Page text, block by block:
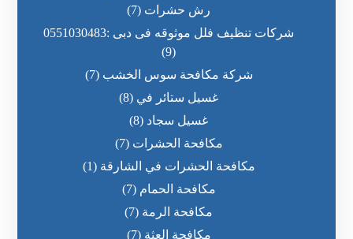
رش حشرات (7)
شركات تنظيف فلل موثوقه فى دبى :0551030483
(9)
شركة مكافحة سوس الخشب (7)
غسيل ستائر في (8)
غسيل سجاد (8)
مكافحة الحشرات (7)
مكافحة الحشرات في الشارقة (1)
مكافحة الحمام (7)
مكافحة الرمة (7)
مكافحة العثة (7)